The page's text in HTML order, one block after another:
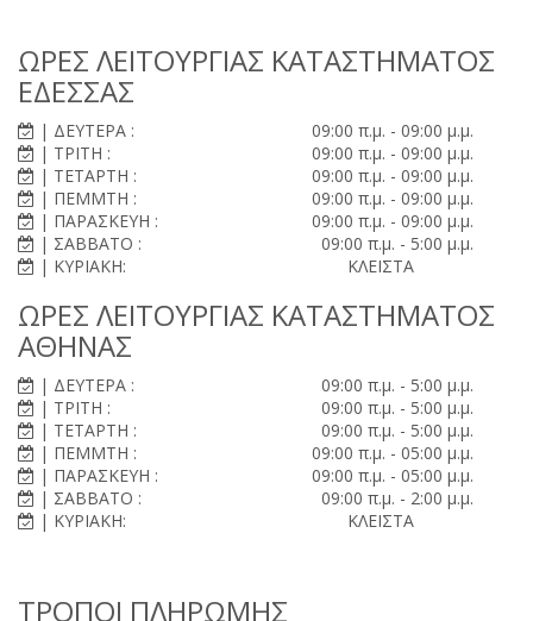
ΩΡΕΣ ΛΕΙΤΟΥΡΓΙΑΣ ΚΑΤΑΣΤΗΜΑΤΟΣ
ΕΔΕΣΣΑΣ
| ΔΕΥΤΕΡΑ :
09:00 π.μ. - 09:00 μ.μ.
| ΤΡΙΤΗ :
09:00 π.μ. - 09:00 μ.μ.
| ΤΕΤΑΡΤΗ :
09:00 π.μ. - 09:00 μ.μ.
| ΠΕΜΜΤΗ :
09:00 π.μ. - 09:00 μ.μ.
| ΠΑΡΑΣΚΕΥΗ :
09:00 π.μ. - 09:00 μ.μ.
| ΣΑΒΒΑΤΟ :
09:00 π.μ. - 5:00 μ.μ.
| ΚΥΡΙΑΚΗ:
ΚΛΕΙΣΤΑ
ΩΡΕΣ ΛΕΙΤΟΥΡΓΙΑΣ ΚΑΤΑΣΤΗΜΑΤΟΣ
ΑΘΗΝΑΣ
| ΔΕΥΤΕΡΑ :
09:00 π.μ. - 5:00 μ.μ.
| ΤΡΙΤΗ :
09:00 π.μ. - 5:00 μ.μ.
| ΤΕΤΑΡΤΗ :
09:00 π.μ. - 5:00 μ.μ.
| ΠΕΜΜΤΗ :
09:00 π.μ. - 05:00 μ.μ.
| ΠΑΡΑΣΚΕΥΗ :
09:00 π.μ. - 05:00 μ.μ.
| ΣΑΒΒΑΤΟ :
09:00 π.μ. - 2:00 μ.μ.
| ΚΥΡΙΑΚΗ:
ΚΛΕΙΣΤΑ
ΤΡΟΠΟΙ ΠΛΗΡΩΜΗΣ